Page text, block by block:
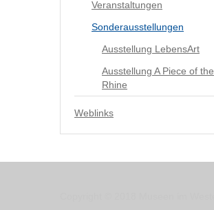
Veranstaltungen
Sonderausstellungen
Ausstellung LebensArt
Ausstellung A Piece of the
Rhine
Weblinks